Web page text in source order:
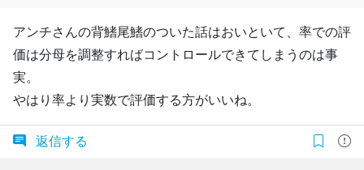
アンチさんの背鰭尾鰭のついた話はおいといて、率での評
価は分母を調整すればコントロールできてしまうのは事
実。
やはり率より実数で評価する方がいいね。
返信する